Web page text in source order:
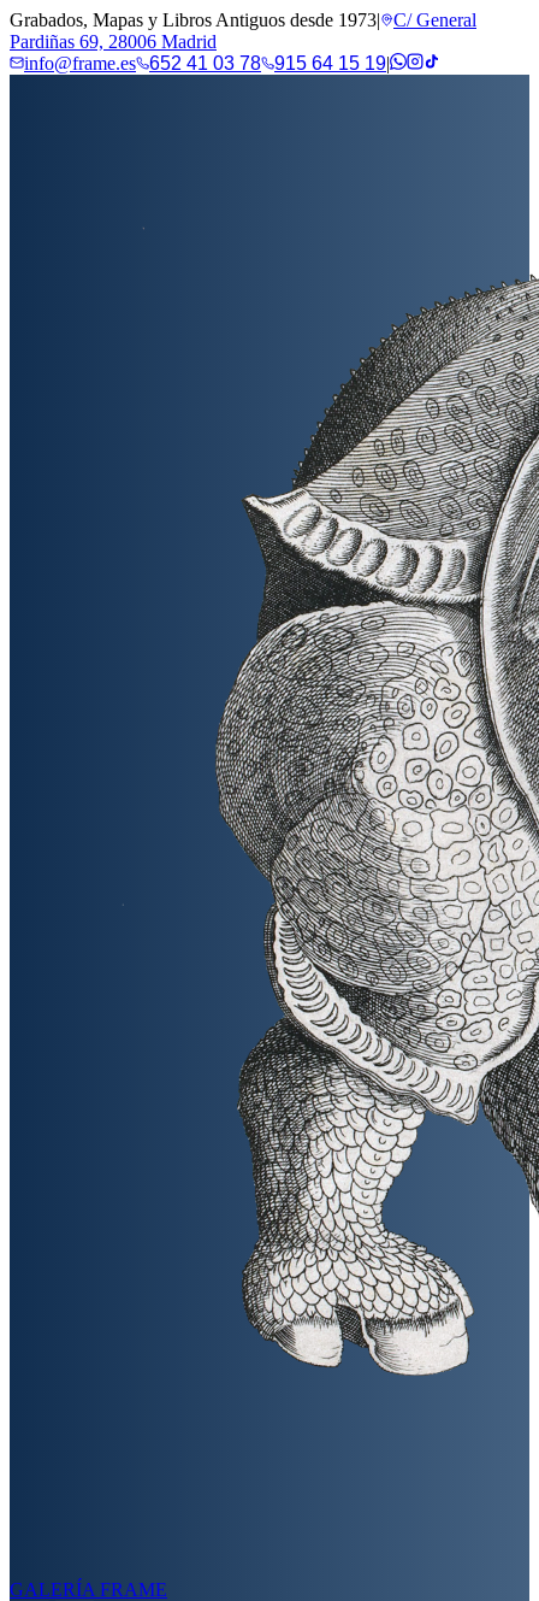
Grabados, Mapas y Libros Antiguos desde 1973|
C/ General
Pardiñas 69, 28006 Madrid
info@frame.es
652 41 03 78 915 64 15 19|
GALERÍA FRAME